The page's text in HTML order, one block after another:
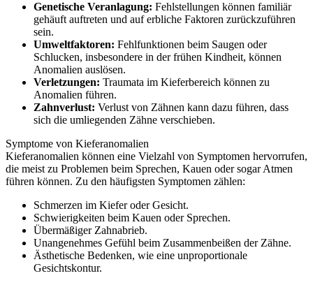
Genetische Veranlagung: Fehlstellungen können familiär
gehäuft auftreten und auf erbliche Faktoren zurückzuführen
sein.
Umweltfaktoren: Fehlfunktionen beim Saugen oder
Schlucken, insbesondere in der frühen Kindheit, können
Anomalien auslösen.
Verletzungen: Traumata im Kieferbereich können zu
Anomalien führen.
Zahnverlust: Verlust von Zähnen kann dazu führen, dass
sich die umliegenden Zähne verschieben.
Symptome von Kieferanomalien
Kieferanomalien können eine Vielzahl von Symptomen hervorrufen,
die meist zu Problemen beim Sprechen, Kauen oder sogar Atmen
führen können. Zu den häufigsten Symptomen zählen:
Schmerzen im Kiefer oder Gesicht.
Schwierigkeiten beim Kauen oder Sprechen.
Übermäßiger Zahnabrieb.
Unangenehmes Gefühl beim Zusammenbeißen der Zähne.
Ästhetische Bedenken, wie eine unproportionale
Gesichtskontur.